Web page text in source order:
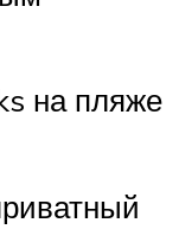
на пляже